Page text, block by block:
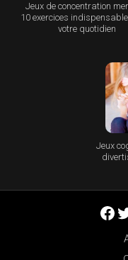
Jeux de concentration
10 exercices
votre quotidien
Jeux